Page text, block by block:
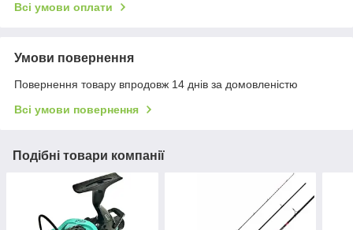
Всі умови оплати
Умови повернення
Повернення товару впродовж 14 днів за домовленістю
Всі умови повернення
Подібні товари компанії